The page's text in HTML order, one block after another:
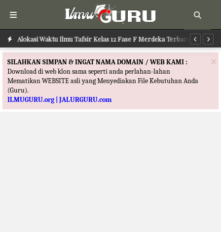
Alokasi Waktu Ilmu Tafsir Kelas 12 Fase F Merdeka Terbaru
×
SILAHKAN SIMPAN & INGAT NAMA DOMAIN / WEB KAMI :
Download di web klon sama seperti anda perlahan-lahan
Mematikan WEBSITE asli yang Menyediakan File Kebutuhan Anda
(Guru).
ILMUGURU.org | JALURGURU.com